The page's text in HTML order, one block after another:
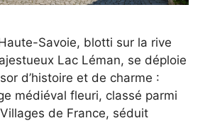
Savoie, blotti sur la rive
Lac Léman, se déploie
d’histoire et de charme :
médiéval fleuri, classé parmi
de France, séduit